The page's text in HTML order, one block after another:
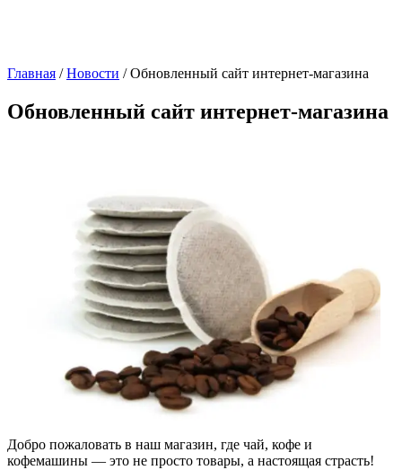
Главная /Новости /Обновленный сайт интернет-магазина
Обновленный сайт интернет-магазина
Добро пожаловать в наш магазин, где чай, кофе и
кофемашины — это не просто товары, а настоящая страсть!